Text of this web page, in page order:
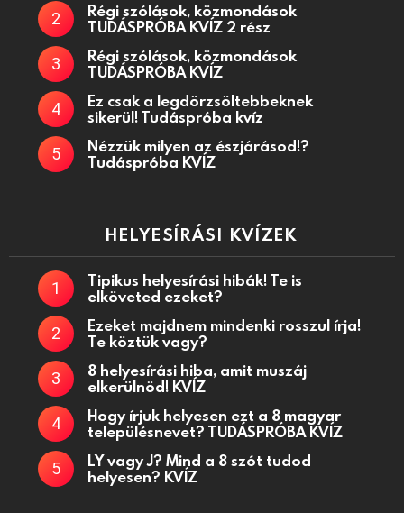
Régi szólások, közmondások
TUDÁSPRÓBA KVÍZ 2 rész
Régi szólások, közmondások
TUDÁSPRÓBA KVÍZ
Ez csak a legdörzsöltebbeknek
sikerül! Tudáspróba kvíz
Nézzük milyen az észjárásod!?
Tudáspróba KVÍZ
HELYESÍRÁSI KVÍZEK
Tipikus helyesírási hibák! Te is
elköveted ezeket?
Ezeket majdnem mindenki rosszul írja!
Te köztük vagy?
8 helyesírási hiba, amit muszáj
elkerülnöd! KVÍZ
Hogy írjuk helyesen ezt a 8 magyar
településnevet? TUDÁSPRÓBA KVÍZ
LY vagy J? Mind a 8 szót tudod
helyesen? KVÍZ